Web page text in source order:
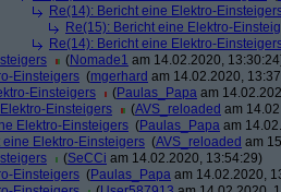
Re(14): Bericht eine Elektro-
Re(15): Bericht eine Elektro-
Re(14): Bericht eine Elektro-
(Nomade1 am 14.02.2020,
Einsteigers (mgerhard am 14.02.2020,
Einsteigers
(Paulas_Papa am
Einsteigers
(AVS_reloaded am
Elektro-Einsteigers (Paulas_Papa am
eine Elektro-Einsteigers (AVS_reloaded am
(SeCCi am 14.02.2020, 13:54:29)
Einsteigers (Paulas_Papa am 14.02.2020,